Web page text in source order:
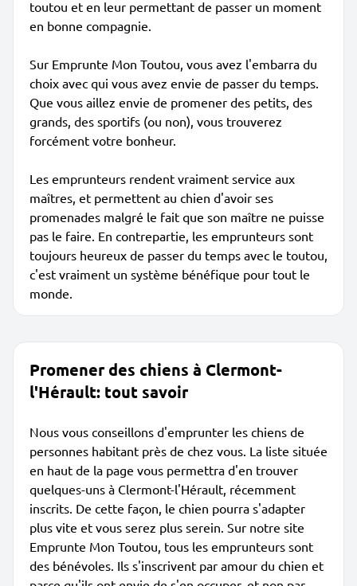
toutou et en leur permettant de passer un moment
en bonne compagnie.
Sur Emprunte Mon Toutou, vous avez l'embarra du
choix avec qui vous avez envie de passer du temps.
Que vous aillez envie de promener des petits, des
grands, des sportifs (ou non), vous trouverez
forcément votre bonheur.
Les emprunteurs rendent vraiment service aux
maîtres, et permettent au chien d'avoir ses
promenades malgré le fait que son maître ne puisse
pas le faire. En contrepartie, les emprunteurs sont
toujours heureux de passer du temps avec le toutou,
c'est vraiment un système bénéfique pour tout le
monde.
Promener des chiens à Clermont-
l'Hérault: tout savoir
Nous vous conseillons d'emprunter les chiens de
personnes habitant près de chez vous. La liste située
en haut de la page vous permettra d'en trouver
quelques-uns à Clermont-l'Hérault, récemment
inscrits. De cette façon, le chien pourra s'adapter
plus vite et vous serez plus serein. Sur notre site
Emprunte Mon Toutou, tous les emprunteurs sont
des bénévoles. Ils s'inscrivent par amour du chien et